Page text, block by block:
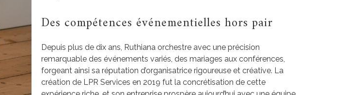
Des compétences événementielles hors pair
Depuis plus de dix ans, Ruthiana orchestre avec une précision
remarquable des événements variés, des mariages aux conférences,
forgeant ainsi sa réputation d’organisatrice rigoureuse et créative. La
création de LPR Services en 2019 fut la concrétisation de cette